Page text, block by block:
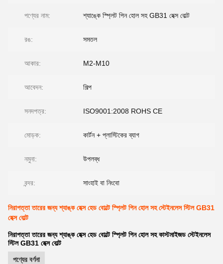
পণ্যের নাম: শ্যাঙ্কে স্প্লিট পিন হোল সহ GB31 হেক্স বোল্ট
রঙ: সমতল
আকার: M2-M10
আবেদন: শিল্প
সনদপত্র: ISO9001:2008 ROHS CE
মোড়ক: কার্টন + প্লাস্টিকের ব্যাগ
নমুনা: উপলব্ধ
বন্দর: সাংহাই বা নিংবো
নিরাপত্তা তারের জন্য শ্যাঙ্ক হেক্স হেড বোল্টে স্প্লিট পিন হোল সহ স্টেইনলেস স্টিল GB31
হেক্স বোল্ট
নিরাপত্তা তারের জন্য শ্যাঙ্ক হেক্স হেড বোল্টে স্প্লিট পিন হোল সহ কাস্টমাইজড স্টেইনলেস
স্টিল GB31 হেক্স বোল্ট
পণ্যের বর্ণনা